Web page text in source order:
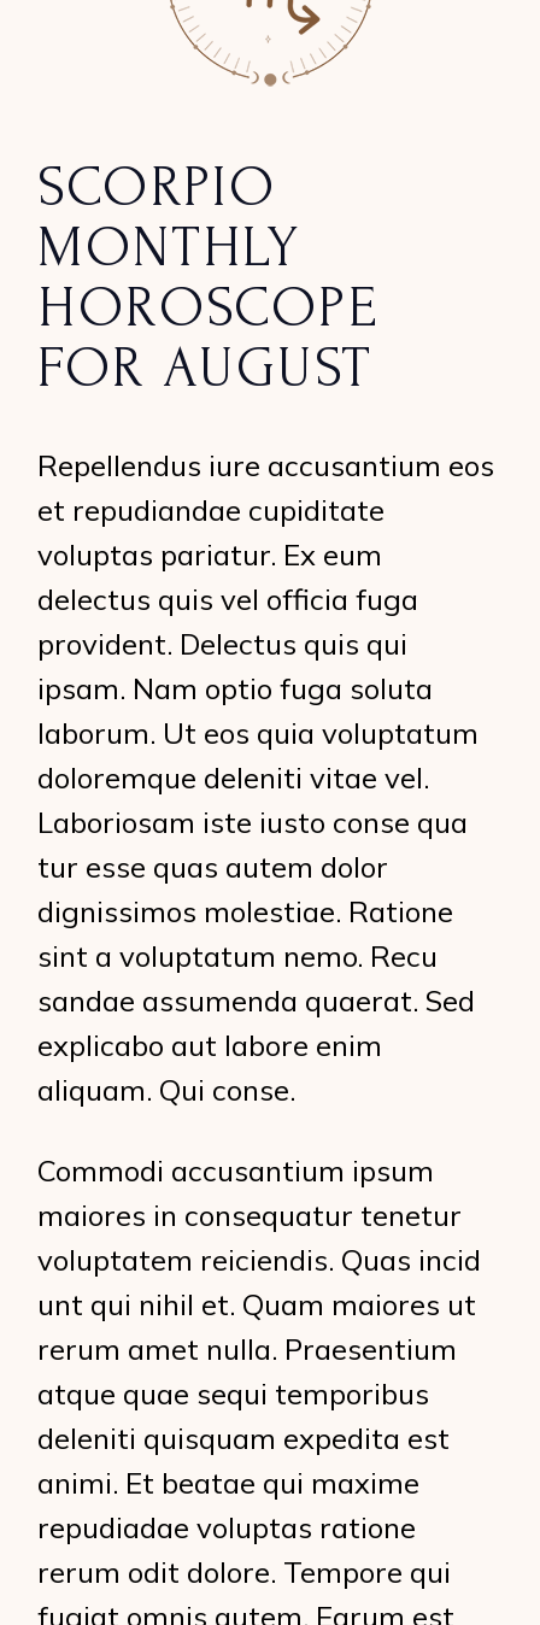
SCORPIO
MONTHLY
HOROSCOPE
FOR AUGUST
Repellendus iure accusantium eos
et repudiandae cupiditate
voluptas pariatur. Ex eum
delectus quis vel officia fuga
provident. Delectus quis qui
ipsam. Nam optio fuga soluta
laborum. Ut eos quia voluptatum
doloremque deleniti vitae vel.
Laboriosam iste iusto conse qua
tur esse quas autem dolor
dignissimos molestiae. Ratione
sint a voluptatum nemo. Recu
sandae assumenda quaerat. Sed
explicabo aut labore enim
aliquam. Qui conse.
Commodi accusantium ipsum
maiores in consequatur tenetur
voluptatem reiciendis. Quas incid
unt qui nihil et. Quam maiores ut
rerum amet nulla. Praesentium
atque quae sequi temporibus
deleniti quisquam expedita est
animi. Et beatae qui maxime
repudiadae voluptas ratione
rerum odit dolore. Tempore qui
fugiat omnis autem. Earum est